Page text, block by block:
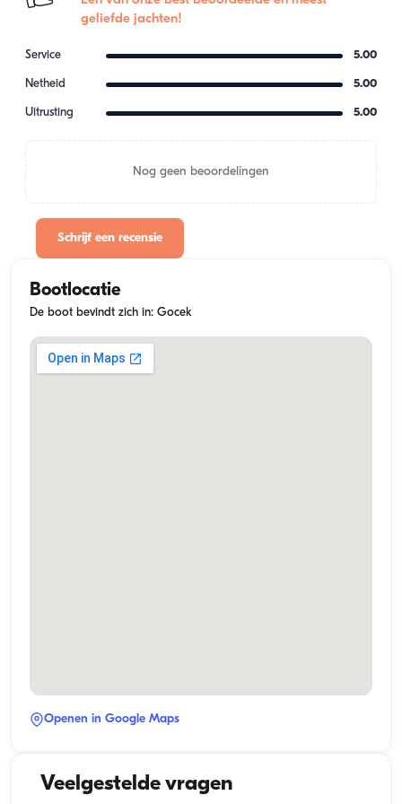
geliefde jachten!
Service 5.00
Netheid 5.00
Uitrusting 5.00
Nog geen beoordelingen
Schrijf een recensie
Bootlocatie
De boot bevindt zich in: Gocek
Openen in Google Maps
Veelgestelde vragen